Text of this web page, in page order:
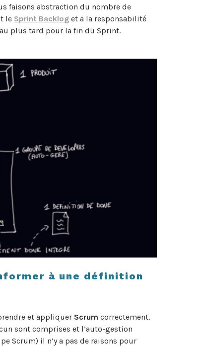
faisons abstraction du nombre de
le Sprint Backlog et a la responsabilité
au plus tard pour la fin du Sprint.
à une définition
et appliquer Scrum correctement.
sont comprises et l’auto-gestion
Scrum) il n’y a pas de raisons pour